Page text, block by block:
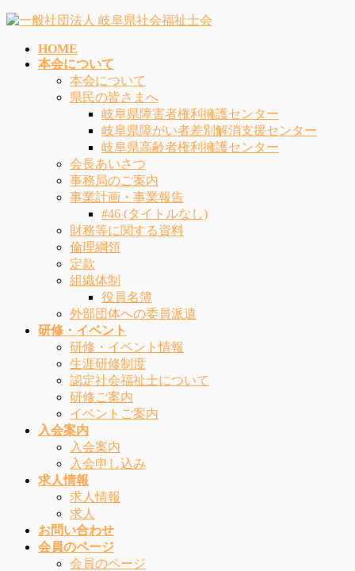
コ
ナ
HOME
本会について
本会について
県民の皆さまへ
岐阜県障害者権利擁護センター
岐阜県障がい者差別解消支援センター
岐阜県高齢者権利擁護センター
会長あいさつ
事務局のご案内
事業計画・事業報告
#46 (タイトルなし)
財務等に関する資料
倫理綱領
定款
組織体制
役員名簿
外部団体への委員派遣
研修・イベント
研修・イベント情報
生涯研修制度
認定社会福祉士について
研修ご案内
イベントご案内
入会案内
入会案内
入会申し込み
求人情報
求人情報
求人
お問い合わせ
会員のページ
会員のページ